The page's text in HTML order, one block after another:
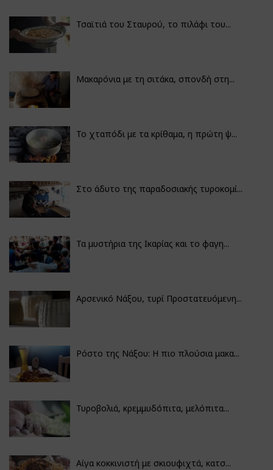
Τσαϊτιά του Σταυρού, το πιλάφι του...
Μακαρόνια με τη σιτάκα, σπονδή στη...
Το χταπόδι με τα κρίθαμα, η πρώτη ψ...
Στο άδυτο της παραδοσιακής τυροκομί...
Τα μυστήρια της Ικαρίας και το φαγη...
Αρσενικό Νάξου, τυρί Προστατευόμενη...
Ρόστο της Νάξου: Η πιο πλούσια μακα...
Τυροβολιά, κρεμμυδόπιτα, μελόπιτα...
Αίγα κοκκινιστή με σκιουφιχτά, κατσ...